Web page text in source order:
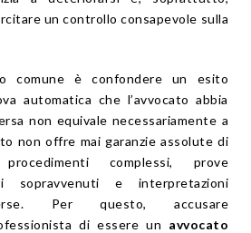
un controllo consapevole sulla
comune è confondere un esito
automatica che l’avvocato abbia
non equivale necessariamente a
non offre mai garanzie assolute di
complessi, prove
sopravvenuti e interpretazioni
Per questo, accusare
di essere un avvocato